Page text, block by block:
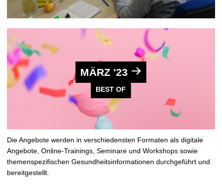
MÄRZ '23
BEST OF
Die Angebote werden in verschiedensten Formaten als digitale
Angebote, Online-Trainings, Seminare und Workshops sowie
themenspezifischen Gesundheitsinformationen durchgeführt und
bereitgestellt.